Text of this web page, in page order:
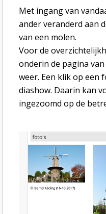
Met ingang van
ander veranderd aan
van een molen.
Voor de
onderin de pagina
weer. Een klik op een
diashow. Daarin kan
ingezoomd op de